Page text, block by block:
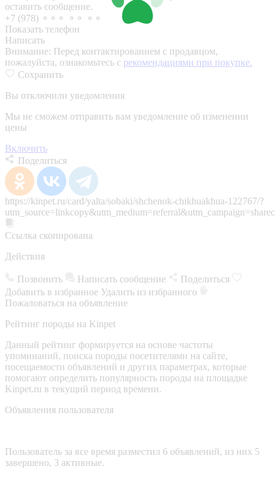
оставить сообщение.
+7 (978) ⚬⚬⚬ ⚬⚬ ⚬⚬
Показать телефон
Написать
Внимание: Перед контактированием с продавцом,
пожалуйста, ознакомьтесь с рекомендациями при покупке.
Сохранить
Вы отключили уведомления
Мы не сможем отправить вам уведомление об изменении
цены
Включить
Поделиться
https://kinpet.ru/card/yalta/sobaki/shchenok-chikhuakhua-122767/?
Ссылка скопирована
Действия
Позвонить Написать сообщение
Поделиться
Добавить в избранное Удалить из избранного
Пожаловаться на объявление
Рейтинг породы на Kinpet
Данный рейтинг формируется на основе частоты
упоминаний, поиска породы посетителями на сайте,
посещаемости объявлений и других параметрах, которые
помогают определить популярность породы на площадке
Kinpet.ru в текущий период времени.
Объявления пользователя
Пользователь за все время разместил 6 объявлений, из них 5
завершено, 3 активные.